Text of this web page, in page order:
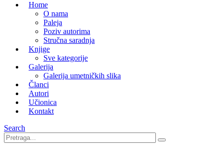
Home
O nama
Paleja
Poziv autorima
Stručna saradnja
Knjige
Sve kategorije
Galerija
Galerija umetničkih slika
Članci
Autori
Učionica
Kontakt
Search